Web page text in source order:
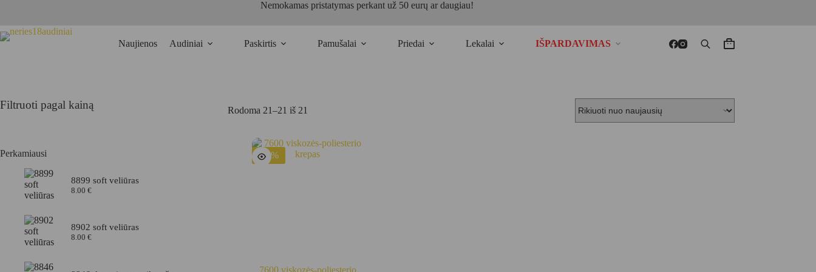
content
Nemokamas pristatymas perkant už 50 eurų ar daugiau!
Naujienos Audiniai Paskirtis Pamušalai Priedai Lekalai IŠPARDAVIMAS Krepšelis
Rodoma 21–21 iš 21
-63%
7600 viskozės-poliesterio
Filtruoti pagal kainą
Perkamiausi
8899 soft veliūras
8.00€
8902 soft veliūras
8.00€